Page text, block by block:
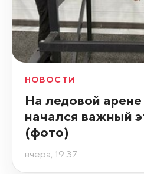
НОВОСТИ
На ледовой
начался важный
(фото)
вчера, 19:37